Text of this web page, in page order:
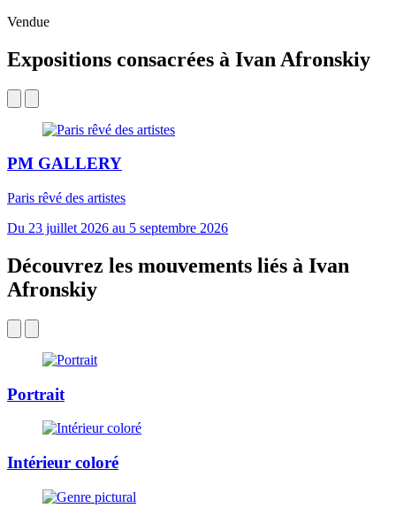
Vendue
Expositions consacrées à Ivan Afronskiy
PM GALLERY
Paris rêvé des artistes
Du 23 juillet 2026 au 5 septembre 2026
Découvrez les mouvements liés à Ivan
Afronskiy
Portrait
Intérieur coloré